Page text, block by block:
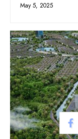
May 5, 2025